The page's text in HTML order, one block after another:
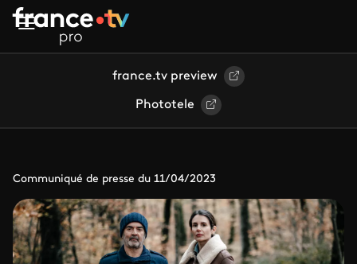
Aller au contenu principal
france.tv preview
Phototele
Communiqué de presse du 11/04/2023